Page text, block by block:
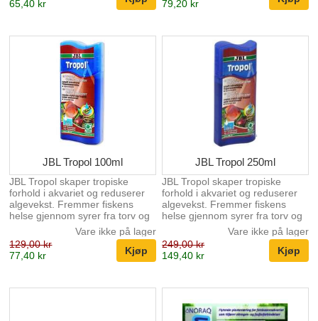
er giftige og meget farlige for
vera, som beskytter slimhinner,
hud, gjeller og finner. Virker
stressreduserende gjennom
innholdet av B-vitamin
65,40 kr
saltvann. Giftige stoffer
som kobber og bly. Stabiliserer
karbonathardhet (KH) Dosering:
10 ml per 40 liter akvarievann
10 ml kan eliminere 30 mg
ammonium og 2 mg klor Opptil
fem doble doser kan tilsettes
per dag avhengig a...
79,20 kr
JBL Tropol 100ml
JBL Tropol skaper tropiske
forhold i akvariet og reduserer
algevekst. Fremmer fiskens
helse gjennom syrer fra torv og
eikebark ekstrakt. Aktivt jod
fremmer leksvilligheten til
fiskene. Reduserer stress og
anbefales til alle fisk fra
Vare ikke på lager
129,00 kr
77,40 kr
JBL Tropol 250ml
JBL Tropol skaper tropiske
forhold i akvariet og reduserer
algevekst. Fremmer fiskens
helse gjennom syrer fra torv og
eikebark ekstrakt. Aktivt jod
fremmer leksvilligheten til
fiskene. Reduserer stress og
anbefales til alle fisk fra
Vare ikke på lager
249,00 kr
149,40 kr